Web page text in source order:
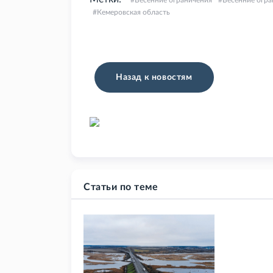
Кемеровская область
Назад к новостям
Статьи по теме